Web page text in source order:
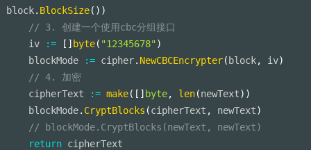
block. BlockSize( ) )
// 3. 创建一个使用cbc分组接口
    iv
:= [ ]byte( "12345678" )
    blockMode
:= cipher. NewCBCEncrypter(block, iv)
// 4. 加密
    cipherText
:= make( [ ]byte, len(newText) )
    blockMode
. CryptBlocks (cipherText , newText)
// blockMode.CryptBlocks(newText, newText)
return cipherText